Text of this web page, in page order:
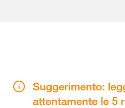
Suggerimento:
attentamente le 5